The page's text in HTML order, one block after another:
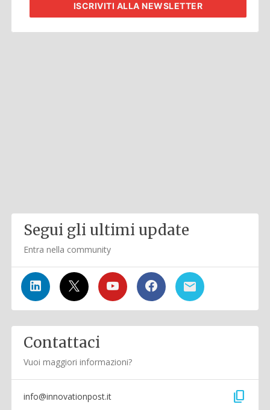
ISCRIVITI ALLA NEWSLETTER
Segui gli ultimi update
Entra nella community
Contattaci
Vuoi maggiori informazioni?
info@innovationpost.it content_copy